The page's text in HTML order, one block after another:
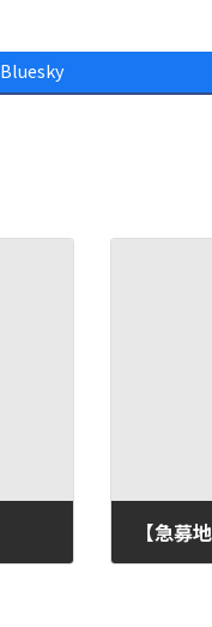
Bluesky
【急募